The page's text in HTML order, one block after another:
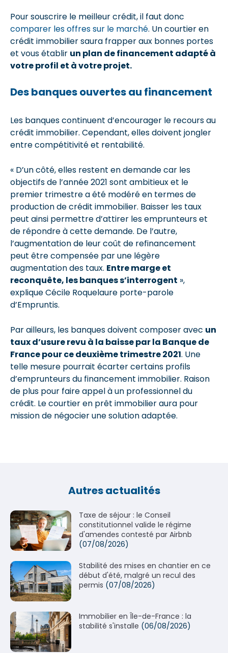
Pour souscrire le meilleur crédit, il faut donc
comparer les offres sur le marché. Un courtier en
crédit immobilier saura frapper aux bonnes portes
et vous établir un plan de financement adapté à
votre profil et à votre projet.
Des banques ouvertes au financement
Les banques continuent d’encourager le recours au
crédit immobilier. Cependant, elles doivent jongler
entre compétitivité et rentabilité.
« D’un côté, elles restent en demande car les
objectifs de l’année 2021 sont ambitieux et le
premier trimestre a été modéré en termes de
production de crédit immobilier. Baisser les taux
peut ainsi permettre d’attirer les emprunteurs et
de répondre à cette demande. De l’autre,
l’augmentation de leur coût de refinancement
peut être compensée par une légère
augmentation des taux. Entre marge et
reconquête, les banques s’interrogent »,
explique Cécile Roquelaure porte-parole
d’Empruntis.
Par ailleurs, les banques doivent composer avec un
taux d’usure revu à la baisse par la Banque de
France pour ce deuxième trimestre 2021. Une
telle mesure pourrait écarter certains profils
d’emprunteurs du financement immobilier. Raison
de plus pour faire appel à un professionnel du
crédit. Le courtier en prêt immobilier aura pour
mission de négocier une solution adaptée.
Autres actualités
Taxe de séjour : le Conseil
constitutionnel valide le régime
d'amendes contesté par Airbnb
(07/08/2026)
Stabilité des mises en chantier en ce
début d'été, malgré un recul des
permis (07/08/2026)
Immobilier en Île-de-France : la
stabilité s'installe (06/08/2026)